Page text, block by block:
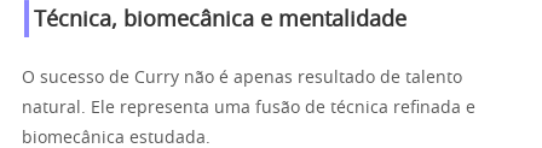
Técnica, biomecânica e mentalidade
O sucesso de Curry não é apenas resultado de talento
natural. Ele representa uma fusão de técnica refinada e
biomecânica estudada.